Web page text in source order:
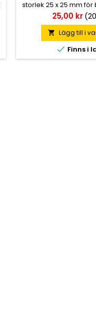
storlek 25 x 25 mm
5 mm. Kan vid behov
Finns i vita samt
beständiga.
Pris
25,00 kr
 Lägg till i
 Finns i